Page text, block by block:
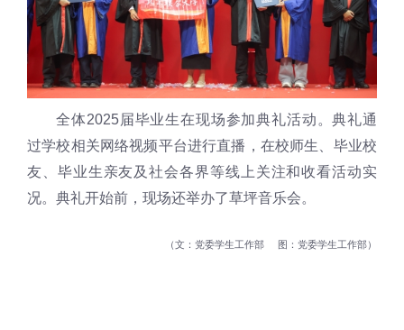
全体2025届毕业生在现场参加典礼活动。典礼通
过学校相关网络视频平台进行直播，在校师生、毕业校
友、毕业生亲友及社会各界等线上关注和收看活动实
况。典礼开始前，现场还举办了草坪音乐会。
文：党委学生工作部 图：党委学生工作部